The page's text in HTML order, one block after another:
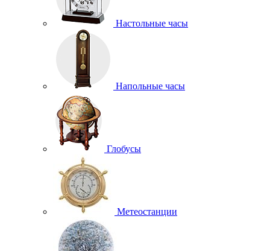
Настольные часы
Напольные часы
Глобусы
Метеостанции